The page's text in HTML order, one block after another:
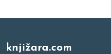
knjižara.com